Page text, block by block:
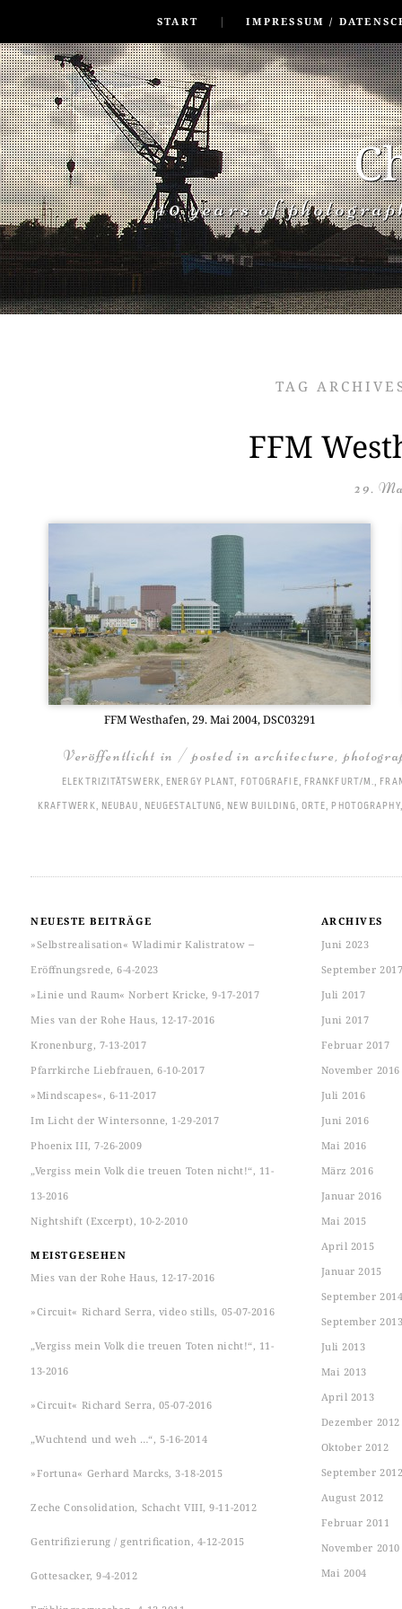
START
IMPRESSUM /
40 years of
TAG
FFM
29.
FFM West­ha­fen, 29. Mai 2004, DSC03291
Veröffentlicht in / posted inarchitecture,
ELEKTRIZITÄTSWERK, ENERGY PLANT, FOTOGRAFIE, FRANKFURT/M.,
KRAFTWERK, NEUBAU, NEUGESTALTUNG, NEW BUILDING, ORTE, PHOTOGRAPHY
NEUESTE BEITRÄGE
»Selbstrealisation« Wladimir Kalistratow ‒
Eröffnungsrede, 6-4-2023
»Linie und Raum« Norbert Kricke, 9-17-2017
Mies van der Rohe Haus, 12-17-2016
Kronenburg, 7-13-2017
Pfarrkirche Liebfrauen, 6-10-2017
»Mindscapes«, 6-11-2017
Im Licht der Wintersonne, 1-29-2017
Phoenix III, 7-26-2009
„Vergiss mein Volk die treuen Toten nicht!“, 11-
13-2016
Nightshift (Excerpt), 10-2-2010
MEISTGESEHEN
Mies van der Rohe Haus, 12-17-2016
»Circuit« Richard Serra, video stills, 05-07-2016
„Vergiss mein Volk die treuen Toten nicht!“, 11-
13-2016
»Circuit« Richard Serra, 05-07-2016
„Wuchtend und weh …“, 5-16-2014
»Fortuna« Gerhard Marcks, 3-18-2015
Zeche Consolidation, Schacht VIII, 9-11-2012
Gentrifizierung / gentrification, 4-12-2015
Gottesacker, 9-4-2012
ARCHIVES
Juni 2023
September
Juli 2017
Juni 2017
Februar 2017
November 2016
Juli 2016
Juni 2016
Mai 2016
März 2016
Januar 2016
Mai 2015
April 2015
Januar 2015
September
September
Juli 2013
Mai 2013
April 2013
Dezember 2012
Oktober 2012
September
August 2012
Februar 2011
November 2010
Mai 2004